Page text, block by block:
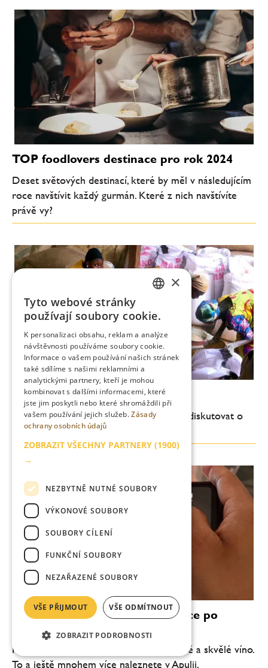
TOP foodlovers destinace pro rok 2024
Deset světových destinací, které by měl v následujícím
roce navštívit každý gurmán. Které z nich navštívíte
právě vy?
Ghana na talíři
Africké přísloví: Ten, kdo jí sám, nemůže diskutovat o
chuti jídla s ostatními.
Dolce Puglia - dokonalý průvodce po
dokonalém italském regionu
Pláže jako v Karibiku, fantastická kuchyně a skvělé víno.
To a ještě mnohem více naleznete v Apulii,
ENGLISH
×
Tyto webové stránky
používají soubory cookie.
K personalizaci obsahu, reklam a analýze
návštěvnosti používáme soubory cookie.
Informace o vašem používání našich stránek
také sdílíme s našimi reklamními a
analytickými partnery, kteří je mohou
kombinovat s dalšími informacemi, které
jste jim poskytli nebo které shromáždili při
vašem používání jejich služeb.Zásady
ochrany osobních údajů
ZOBRAZIT VŠECHNY PARTNERY (1900)
→
NEZBYTNĚ NUTNÉ SOUBORY
VÝKONOVÉ SOUBORY
SOUBORY CÍLENÍ
FUNKČNÍ SOUBORY
NEZAŘAZENÉ SOUBORY
VŠE PŘIJMOUT VŠE ODMÍTNOUT
ZOBRAZIT PODROBNOSTI